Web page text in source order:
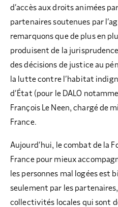
d’accès aux droits animées
partenaires soutenues par
remarquons que de plus en
produisent de la
des décisions de justice au
la lutte contre l’habitat
d’État (pour le DALO
François Le Neen, chargé de
France.
Aujourd’hui, le combat de la
France pour mieux
les personnes mal logées est
seulement par les
collectivités locales qui sont